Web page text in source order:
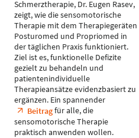
Schmerztherapie, Dr. Eugen Rasev,
zeigt, wie die sensomotorische
Therapie mit dem Therapiegeräten
Posturomed und Propriomed in
der täglichen Praxis funktioniert.
Ziel ist es, funktionelle Defizite
gezielt zu behandeln und
patientenindividuelle
Therapieansätze evidenzbasiert zu
ergänzen. Ein spannender
Beitragfür alle, die
sensomotorische Therapie
praktisch anwenden wollen.